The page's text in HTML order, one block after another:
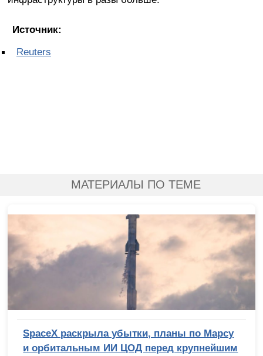
Источник:
Reuters
МАТЕРИАЛЫ ПО ТЕМЕ
SpaceX раскрыла убытки, планы по Марсу
и орбитальным ИИ ЦОД перед крупнейшим